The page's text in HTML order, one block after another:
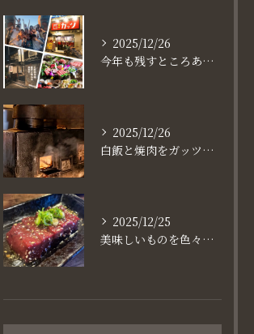
2025/12/26
今年も残すところあと、6日。
2025/12/26
白飯と焼肉をガッツり食べたいなら
2025/12/25
美味しいものを色々楽しめるのが #お店で焼肉